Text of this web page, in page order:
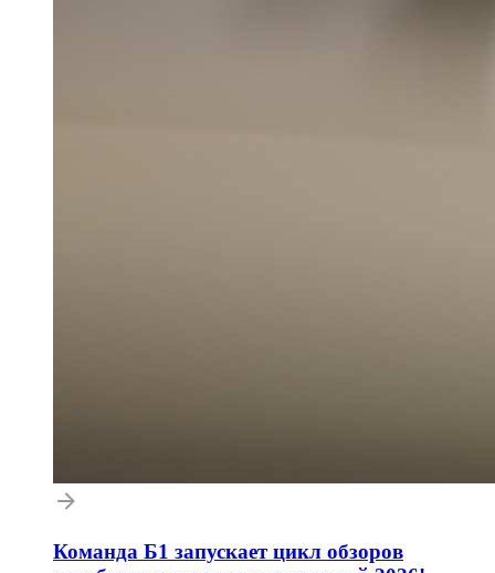
Команда Б1 запускает цикл обзоров